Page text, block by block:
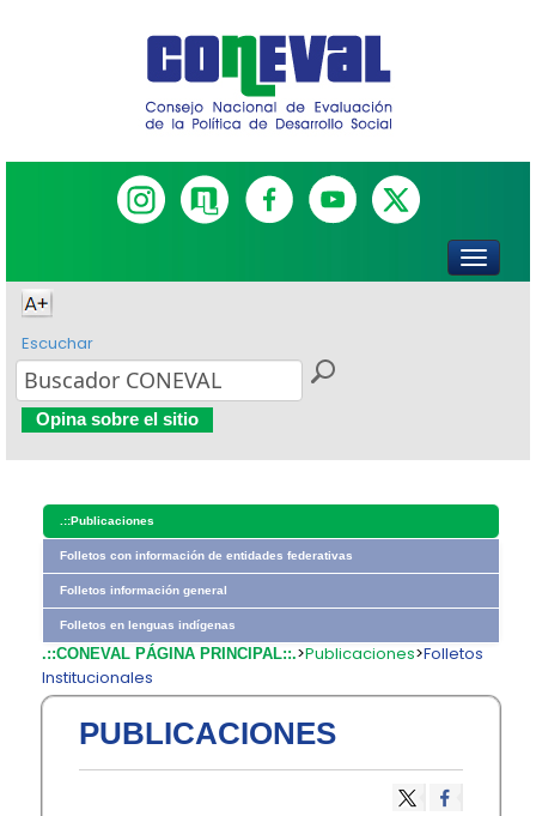
Escuchar
Opina sobre el sitio
.::Publicaciones
Folletos con información de entidades federativas
Folletos información general
Folletos en lenguas indígenas
.::CONEVAL PÁGINA PRINCIPAL::.>Publicaciones>Folletos
Institucionales
PUBLICACIONES